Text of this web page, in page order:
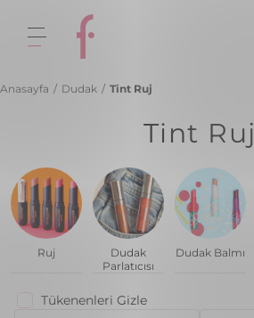
Anasayfa / Dudak / Tint Ruj
Tint Ruj
Ruj
Dudak
Parlatıcısı
Dudak Balmı
Tükenenleri Gizle